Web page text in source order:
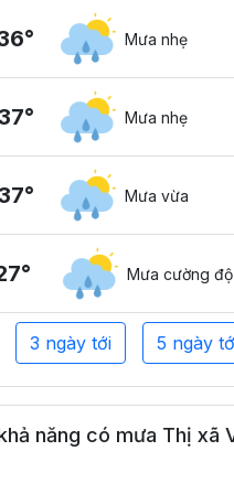
Mưa nhẹ
Mưa nhẹ
Mưa vừa
Mưa cường
3 ngày tới 5 ngày
năng có mưa Thị xã